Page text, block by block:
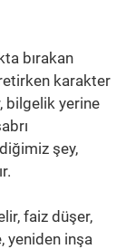
bırakan
karakter
bilgelik yerine
şey,
faiz düşer,
yeniden inşa